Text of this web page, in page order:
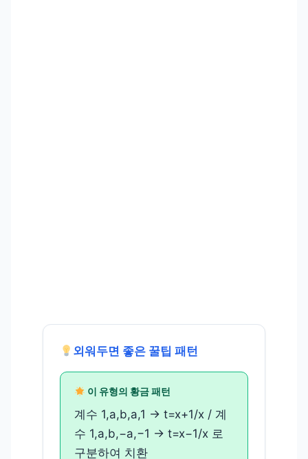
외워두면 좋은 꿀팁 패턴
이 유형의 황금 패턴
계수 1,a,b,a,1 → t=x+1/x / 계
수 1,a,b,−a,−1 → t=x−1/x 로
구분하여 치환